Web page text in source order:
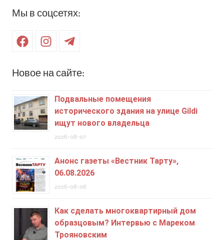
Мы в соцсетях:
FacebookInstagramTelegram
Новое на сайте:
Подвальные помещения
исторического здания на улице Gildi
ищут нового владельца
2026-08-07
Анонс газеты «Вестник Тарту»,
06.08.2026
2026-08-06
Как сделать многоквартирный дом
образцовым? Интервью с Мареком
Трояновским